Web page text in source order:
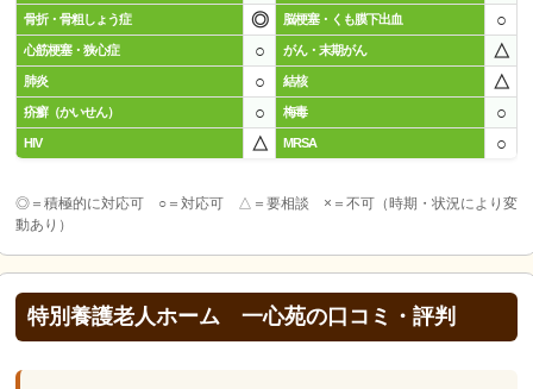
骨折・骨粗しょう症 ◎ 脳梗塞・くも膜下出血 ○
心筋梗塞・狭心症 ○ がん・末期がん △
肺炎 ○ 結核 △
疥癬（かいせん） ○ 梅毒 ○
HIV △ MRSA ○
◎＝積極的に対応可 ○＝対応可 △＝要相談 ×＝不可（時期・状況により変
動あり）
特別養護老人ホーム 一心苑の口コミ・評判